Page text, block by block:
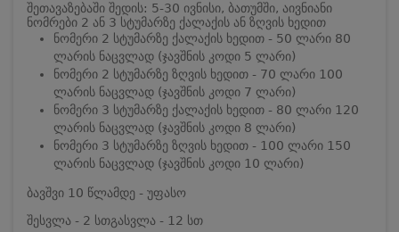
შეთავაზებაში შედის: 5-30 ივნისი, ბათუმში, აივნიანი
ნომრები 2 ან 3 სტუმარზე ქალაქის ან ზღვის ხედით
ნომერი 2 სტუმარზე ქალაქის ხედით - 50 ლარი 80
ლარის ნაცვლად (ჯავშნის კოდი 5 ლარი)
ნომერი 2 სტუმარზე ზღვის ხედით - 70 ლარი 100
ლარის ნაცვლად (ჯავშნის კოდი 7 ლარი)
ნომერი 3 სტუმარზე ქალაქის ხედით - 80 ლარი 120
ლარის ნაცვლად (ჯავშნის კოდი 8 ლარი)
ნომერი 3 სტუმარზე ზღვის ხედით - 100 ლარი 150
ლარის ნაცვლად (ჯავშნის კოდი 10 ლარი)
ბავშვი 10 წლამდე - უფასო
შესვლა - 2 სთგასვლა - 12 სთ